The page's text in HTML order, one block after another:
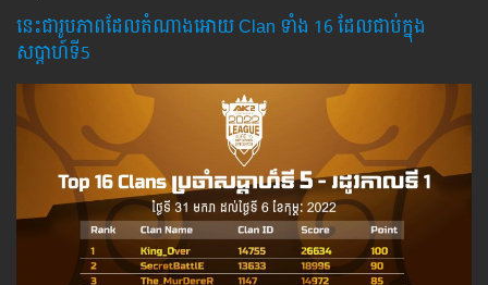
នេះជារូបភាពដែលតំណាងអោយ Clan ទាំង 16 ដែលជាប់ក្នុង
សប្ដាហ៍ទី5